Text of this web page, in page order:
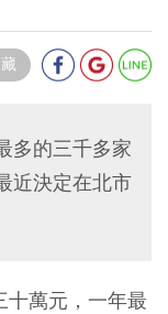
多的三千多家
近決定在北市
十萬元，一年最